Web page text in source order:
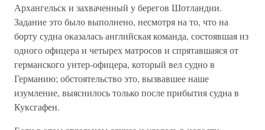
Архангельск и захваченный у берегов Шотландии.
Задание это было выполнено, несмотря на то, что на
борту судна оказалась английская команда, состоявшая из
одного офицера и четырех матросов и спрятавшаяся от
германского унтер-офицера, который вел судно в
Германию; обстоятельство это, вызвавшее наше
изумление, выяснилось только после прибытия судна в
Куксгафен.